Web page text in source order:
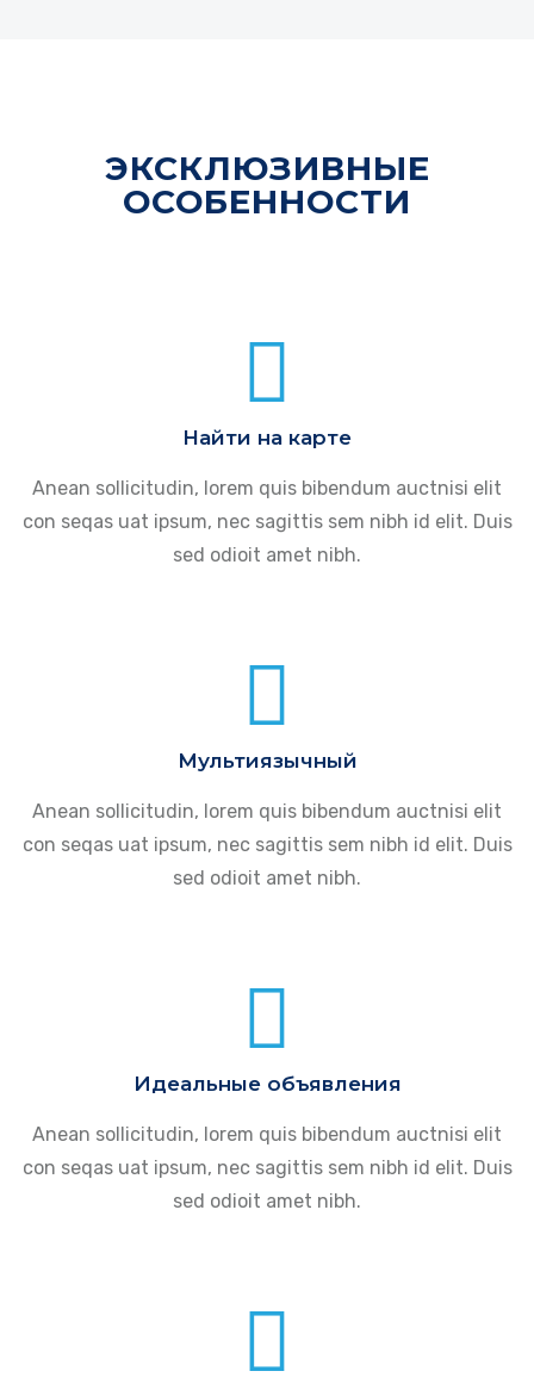
ЭКСКЛЮЗИВНЫЕ
ОСОБЕННОСТИ
Найти на карте
Anean sollicitudin, lorem quis bibendum auctnisi elit
con seqas uat ipsum, nec sagittis sem nibh id elit. Duis
sed odioit amet nibh.
Мультиязычный
Anean sollicitudin, lorem quis bibendum auctnisi elit
con seqas uat ipsum, nec sagittis sem nibh id elit. Duis
sed odioit amet nibh.
Идеальные объявления
Anean sollicitudin, lorem quis bibendum auctnisi elit
con seqas uat ipsum, nec sagittis sem nibh id elit. Duis
sed odioit amet nibh.